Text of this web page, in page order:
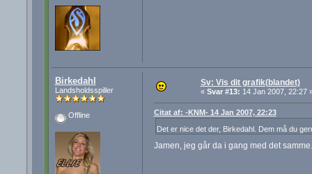
Birkedahl
Landsholdsspiller
Offline
Sv: Vis dit grafik(blandet)
« Svar #13: 14 Jan 2007, 22:27
Citat af: -KNM- 14 Jan 2007, 22:23
Det er nice det der, Birkedahl. Dem må du
Jamen, jeg går da i gang med det